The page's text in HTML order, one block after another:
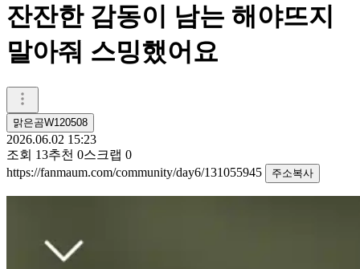
잔잔한 감동이 남는 해야뜨지
말아줘 스밍했어요
맑은곰W120508
2026.06.02 15:23
조회 13추천 0스크랩 0
https://fanmaum.com/community/day6/131055945
주소복사